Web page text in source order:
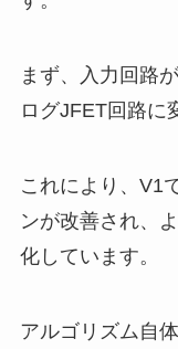
まず、入力回路
ログJFET回路に
これにより、V1
ンが改善され、
化しています。
アルゴリズム自